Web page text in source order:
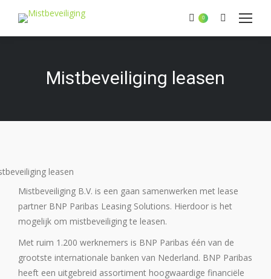
0 Zoeken:
Mistbeveiliging leasen
Mistbeveiliging B.V. is een gaan samenwerken met lease
partner BNP Paribas Leasing Solutions. Hierdoor is het
mogelijk om mistbeveiliging te leasen.
Met ruim 1.200 werknemers is BNP Paribas één van de
grootste internationale banken van Nederland. BNP Paribas
heeft een uitgebreid assortiment hoogwaardige financiële